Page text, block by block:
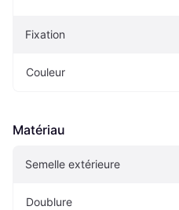
Fixation
Couleur
Matériau
Semelle extérieure
Doublure